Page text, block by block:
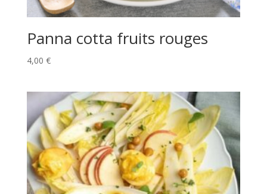
Panna cotta fruits rouges
4,00 €